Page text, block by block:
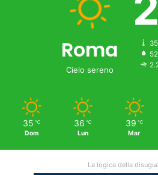
Roma
Cielo sereno
35 ℃
Dom
36 ℃
Lun
39 ℃
Mar
La logica della